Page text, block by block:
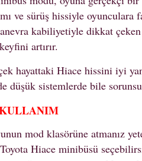
ve sürüş hissiyle oyunculara
kabiliyetiyle dikkat
keyfini artırır.
hayattaki Hiace hissini iyi
düşük sistemlerde bile
mod klasörüne atmanız
Hiace minibüsü